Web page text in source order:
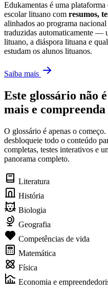
Edukamentas é uma
escolar lituano com resumos,
alinhados ao programa
traduzidas automaticamente —
lituano, a diáspora lituana e
estudam os alunos lituanos.
Saiba mais
Este glossário não
mais e
O glossário é apenas o
desbloqueie todo o conteúdo
completas, testes interativos e
panorama completo.
Literatura
História
Biologia
Geografia
Competências de vida
Matemática
Física
Economia e